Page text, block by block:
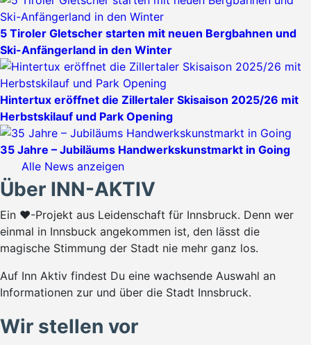
5 Tiroler Gletscher starten mit neuen Bergbahnen und
Ski-Anfängerland in den Winter
Hintertux eröffnet die Zillertaler Skisaison 2025/26 mit
Herbstskilauf und Park Opening
35 Jahre – Jubiläums Handwerkskunstmarkt in Going
Alle News anzeigen
Über INN-AKTIV
Ein ♥-Projekt aus Leidenschaft für Innsbruck. Denn wer
einmal in Innsbuck angekommen ist, den lässt die
magische Stimmung der Stadt nie mehr ganz los.
Auf Inn Aktiv findest Du eine wachsende Auswahl an
Informationen zur und über die Stadt Innsbruck.
Wir stellen vor